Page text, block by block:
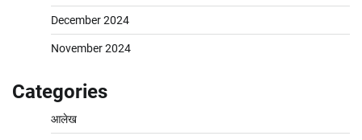
December 2024
November 2024
Categories
आलेख